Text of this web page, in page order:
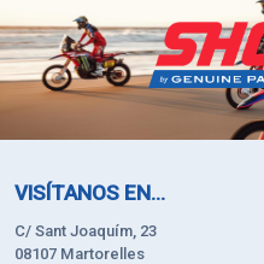
VISÍTANOS EN...
C/ Sant Joaquím, 23
08107 Martorelles